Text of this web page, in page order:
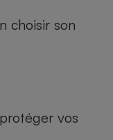
choisir son
vos